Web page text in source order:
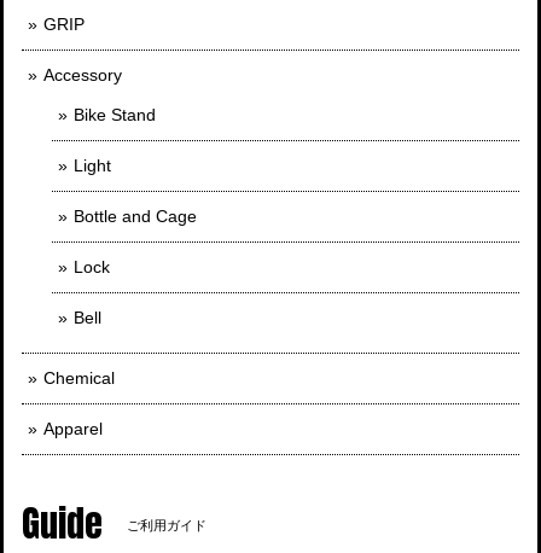
GRIP
Accessory
Bike Stand
Light
Bottle and Cage
Lock
Bell
Chemical
Apparel
Guide ご利用ガイド